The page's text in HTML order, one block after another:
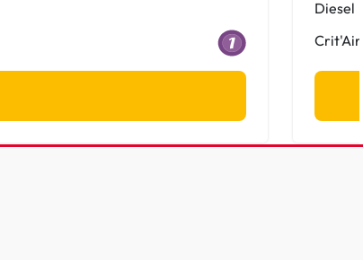
Diesel
Crit'Air